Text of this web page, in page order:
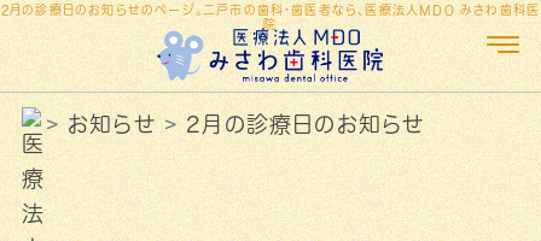
2月の診療日のお知らせのページ。二戸市の歯科・歯医者なら、医療法人MDO みさわ歯科医
院
お知らせ 2月の診療日のお知らせ